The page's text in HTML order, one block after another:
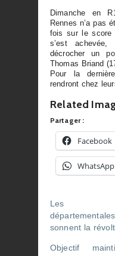
Dimanche en
Rennes n’a pas
fois sur le score
s’est
décrocher un
Thomas Briand
Pour la
rendront chez
Related
Partager :
Facebook
WhatsApp
Les
départementales
sonnent la
Objectif